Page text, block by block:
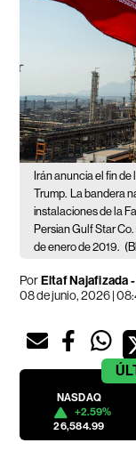
Irán anuncia el fin
Trump. La bandera
instalaciones de la
Persian Gulf Star
de enero de 2019.
PorEltaf Najafizada
08 de junio, 2026 |
NASDAQ
+2.59%
26,584.99